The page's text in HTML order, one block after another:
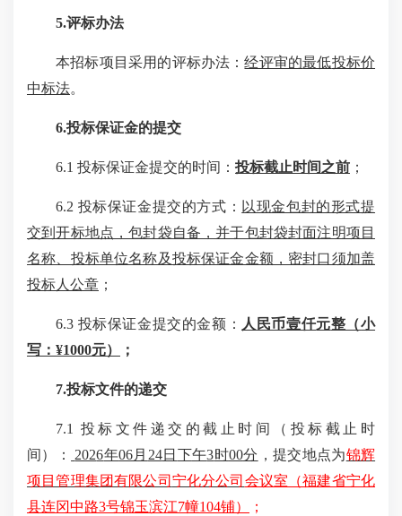
5.评标办法
本招标项目采用的评标办法：经评审的最低投标价
中标法。
6.投标保证金的提交
6.1 投标保证金提交的时间： 投标截止 时间之前 ；
6.2 投标保证金提交的方式： 以现金包封的形式提
交到开标地点，包封袋自备，并于包封袋封面注明项目
名称、投标单位名称及投标保证金金额，密封口须加盖
投标人公章 ；
6.3 投标保证金提交的金额： 人民币壹仟元整（小
写： ¥1000元） ；
7.投标文件的递交
7.1 投标文件递交的截止 时间（投标 截止 时
间）：
2026年06月 24日 下午3时00分 ，提交地点为锦辉
项目管理集团有限公司 宁化分公司 会议室（福建省宁化
县连冈中路3号锦玉滨江7幢104铺） ；